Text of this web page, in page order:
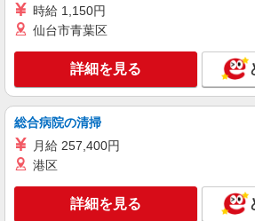
ソフトバンク販売契約社員【座間市エリア】
家電量販店内の携帯販
月給 279,340円 〜
経験・能
■ソフトバンク販売契
キープ
ワイモバイルイオンモール座間店
時給 1,150円
仙台市青葉区
詳細を見る
総合病院の清掃
月給 257,400円
港区
詳細を見る